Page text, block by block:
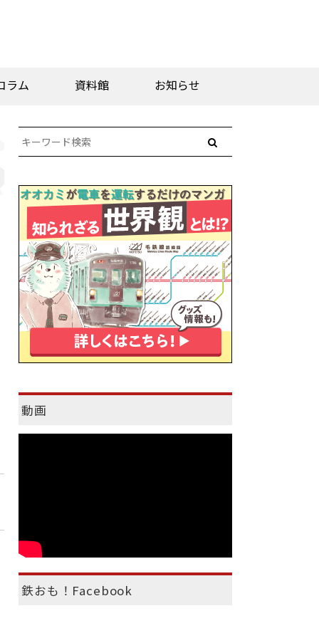
ラム 資料館 お知らせ
動画
鉄おも！Facebook